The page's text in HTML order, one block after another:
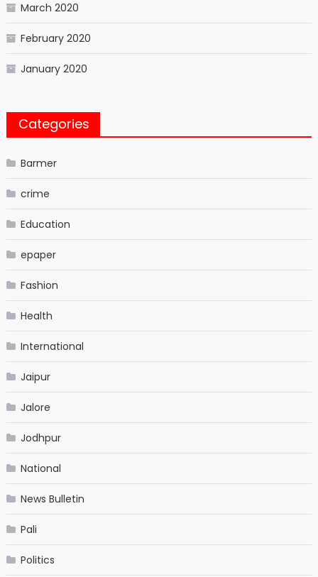
March 2020
February 2020
January 2020
Categories
Barmer
crime
Education
epaper
Fashion
Health
International
Jaipur
Jalore
Jodhpur
National
News Bulletin
Pali
Politics